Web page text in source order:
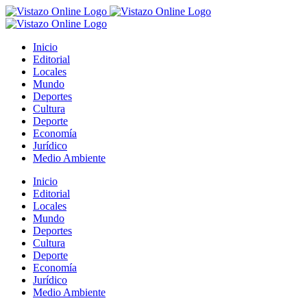
Saltar
al
Inicio
Editorial
Locales
Mundo
Deportes
Cultura
Deporte
Economía
Jurídico
Medio Ambiente
Inicio
Editorial
Locales
Mundo
Deportes
Cultura
Deporte
Economía
Jurídico
Medio Ambiente